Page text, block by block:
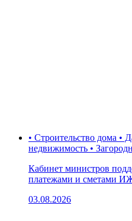
• Строительство дома •
недвижимость •
Кабинет министров
платежами и сметами
03.08.2026